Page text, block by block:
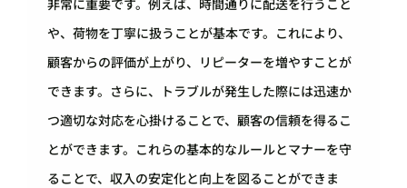
や、荷物を丁寧に扱うことが基本です。これにより、
顧客からの評価が上がり、リピーターを増やすことが
できます。さらに、トラブルが発生した際には迅速か
つ適切な対応を心掛けることで、顧客の信頼を得るこ
とができます。これらの基本的なルールとマナーを守
ることで、収入の安定化と向上を図ることができま